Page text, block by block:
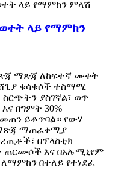
ላይ የማምከን
ማጽጃ ለከፍተኛ ሙቀት
ቁሳቁሶች ተስማሚ
ያስገኛል፣ ወጥ
በግምት 30%
ይቆጥባል። የውሃ
ማጠራቀሚያ
በፕላስቲክ
እና በአሉሚኒየም
በተለይ የተነደፈ